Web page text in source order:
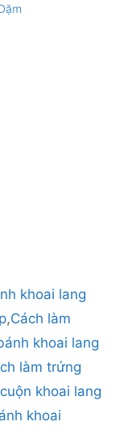
khoai lang
,Cách làm
khoai lang
làm trứng
khoai lang
khoai